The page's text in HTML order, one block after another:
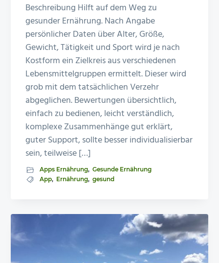
Beschreibung Hilft auf dem Weg zu
gesunder Ernährung. Nach Angabe
persönlicher Daten über Alter, Größe,
Gewicht, Tätigkeit und Sport wird je nach
Kostform ein Zielkreis aus verschiedenen
Lebensmittelgruppen ermittelt. Dieser wird
grob mit dem tatsächlichen Verzehr
abgeglichen. Bewertungen übersichtlich,
einfach zu bedienen, leicht verständlich,
komplexe Zusammenhänge gut erklärt,
guter Support, sollte besser individualisierbar
sein, teilweise […]
Apps Ernährung, Gesunde Ernährung
App, Ernährung, gesund